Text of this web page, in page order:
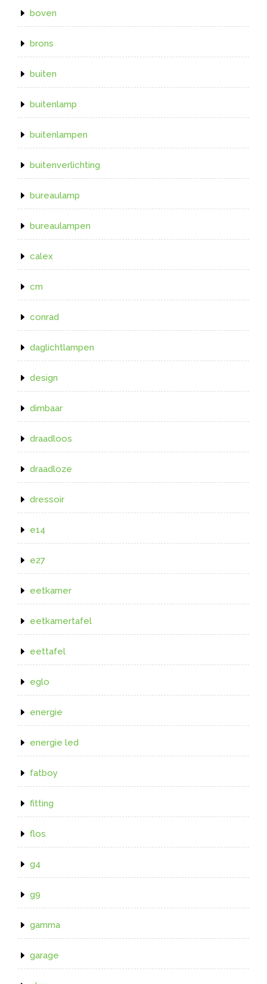
boven
brons
buiten
buitenlamp
buitenlampen
buitenverlichting
bureaulamp
bureaulampen
calex
cm
conrad
daglichtlampen
design
dimbaar
draadloos
draadloze
dressoir
e14
e27
eetkamer
eetkamertafel
eettafel
eglo
energie
energie led
fatboy
fitting
flos
g4
g9
gamma
garage